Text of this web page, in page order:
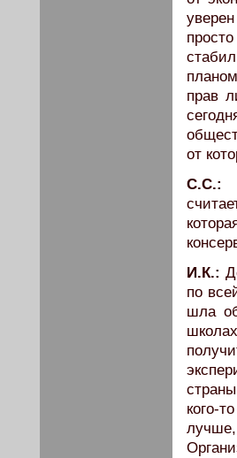
прав
от
С.С.:
И.К.:
по
шла
кого-